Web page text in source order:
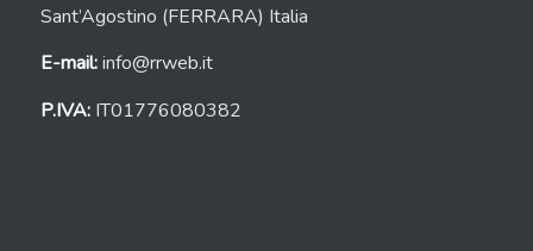
Sant’Agostino (FERRARA) Italia
E-mail:info@rrweb.it
P.IVA:IT01776080382